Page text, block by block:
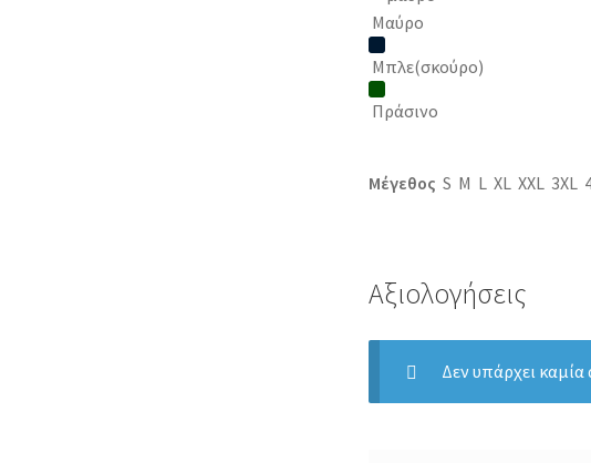
Μαύρο
Μπλε(σκούρο)
Πράσινο
ΜέγεθοςS M LXLXXL3XL
Αξιολογήσεις
Δεν υπάρχει